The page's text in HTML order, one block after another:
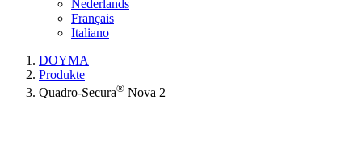
Nederlands
Français
Italiano
DOYMA
Produkte
Quadro-Secura® Nova 2